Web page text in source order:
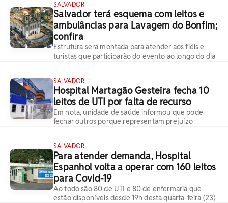
SALVADOR
Salvador terá esquema com leitos e
ambulâncias para Lavagem do Bonfim;
confira
Estrutura será montada para atender aos fiéis e
turistas que participarão do evento ao longo do dia
SALVADOR
Hospital Martagão Gesteira fecha 10
leitos de UTI por falta de recurso
Em nota, unidade de saúde informou que pode
fechar outros porque representam prejuízo
SALVADOR
Para atender demanda, Hospital
Espanhol volta a operar com 160 leitos
para Covid-19
Ao todo são 80 de UTI e 80 de enfermaria que
estão disponíveis desde 19h desta quarta-feira (23)